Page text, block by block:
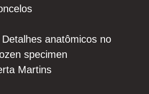
anatômicos no
specimen
Martins